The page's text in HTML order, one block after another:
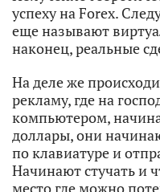
успеху на Forex.
еще называют
наконец, реальные
На деле же
рекламу, где на
компьютером,
доллары, они
по клавиатуре и
Начинают стучать и
место где можно